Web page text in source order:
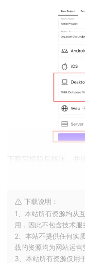
下载完模版后解压，
下载说明：
1、本站所有资源均从
用，因此不包含技术服
2、本站不提供任何实
载的资源均为网站运营
3、本站所有资源仅用